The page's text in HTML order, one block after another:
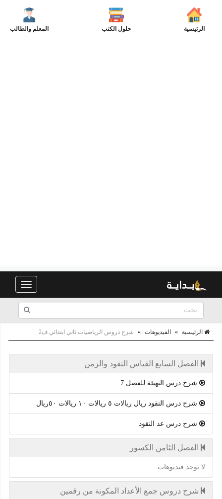
الرئيسية حلول الكتب المعلم والطالب
Toggle
الرئيسية » الفيديوهات » شرح دروس الرياضيات ثاني ابتدائي ف2
الفصل السابع القياس النقود والزمن
شرح درس التهيئة للفصل 7
شرح درس النقود ريال ريالات ٥ ريالات ١٠ ريالات ٥٠ريال
شرح درس عد النقود
الفصل الثامن الكسور
لا توجد فيديوهات.
شرح دروس جمع الأعداد المكونة من رقمين